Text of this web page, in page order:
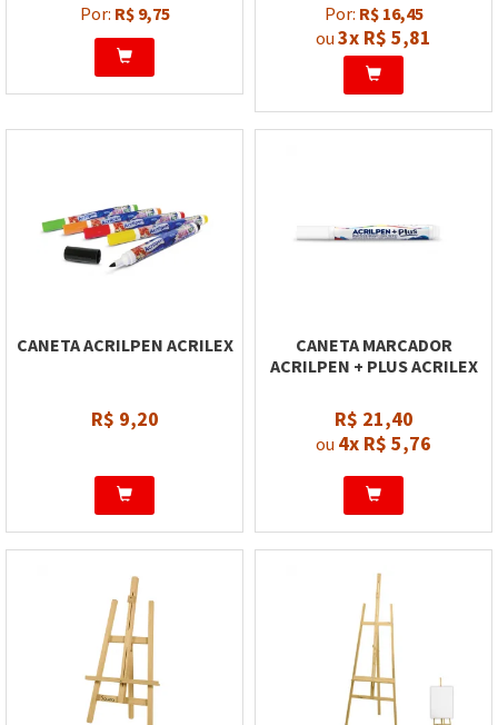
Por: R$ 9,75
Por: R$ 16,45
ou 3x R$ 5,81
CANETA ACRILPEN ACRILEX
R$ 9,20
CANETA MARCADOR
ACRILPEN + PLUS ACRILEX
R$ 21,40
ou 4x R$ 5,76